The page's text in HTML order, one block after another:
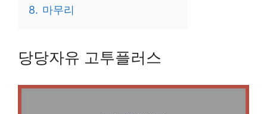
8. 마무리
당당자유 고투플러스